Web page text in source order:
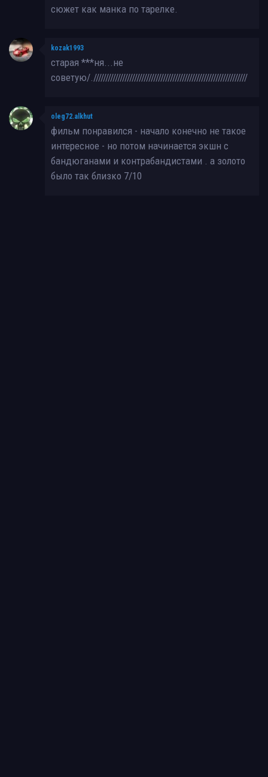
сюжет как манка по тарелке.
kozak1993
старая ***ня...не
советую/.////////////////////////////////////////////////////////////////
oleg72.alkhut
фильм понравился - начало конечно не такое
интересное - но потом начинается экшн с
бандюганами и контрабандистами . а золото
было так близко 7/10